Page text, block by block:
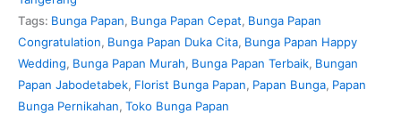
Tags: Bunga Papan, Bunga Papan Cepat, Bunga Papan
Congratulation, Bunga Papan Duka Cita, Bunga Papan Happy
Wedding, Bunga Papan Murah, Bunga Papan Terbaik, Bungan
Papan Jabodetabek, Florist Bunga Papan, Papan Bunga, Papan
Bunga Pernikahan, Toko Bunga Papan